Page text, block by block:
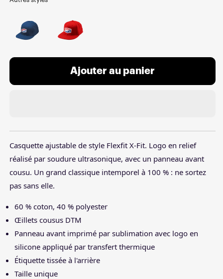
Ajouter au panier
Casquette ajustable de style Flexfit X-Fit. Logo en relief
réalisé par soudure ultrasonique, avec un panneau avant
cousu. Un grand classique intemporel à 100 % : ne sortez
pas sans elle.
60 % coton, 40 % polyester
Œillets cousus DTM
Panneau avant imprimé par sublimation avec logo en
silicone appliqué par transfert thermique
Étiquette tissée à l'arrière
Taille unique